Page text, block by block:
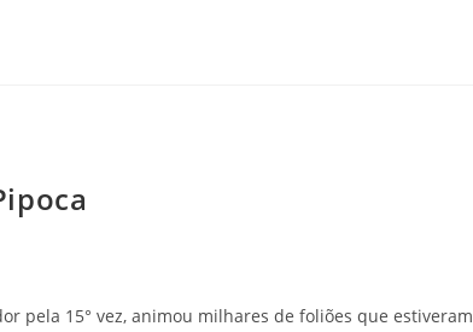
pela 15° vez, animou milhares de foliões que estiveram